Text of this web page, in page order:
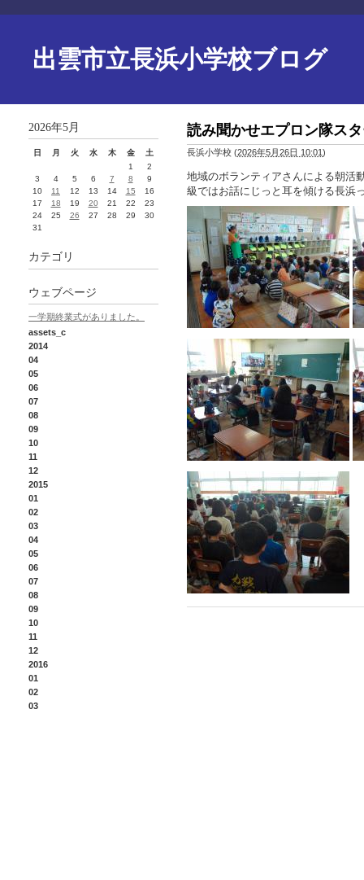
出雲市立長浜小学校ブログ
読み聞かせエプロン隊ス
長浜小学校 (2026年5月26日 10:01)
地域のボランティアさんによる朝活
級ではお話にじっと耳を傾ける長浜
2026年5月
日 月 火 水 木 金
土
1
2
3
4 5 6 7 8
9
10
11 12 13 14 15
16
17
18 19 20 21 22
23
24
25 26 27 28 29
30
31
カテゴリ
ウェブページ
一学期終業式がありました。
assets_c
2014
04
05
06
07
08
09
10
11
12
2015
01
02
03
04
05
06
07
08
09
10
11
12
2016
01
02
03